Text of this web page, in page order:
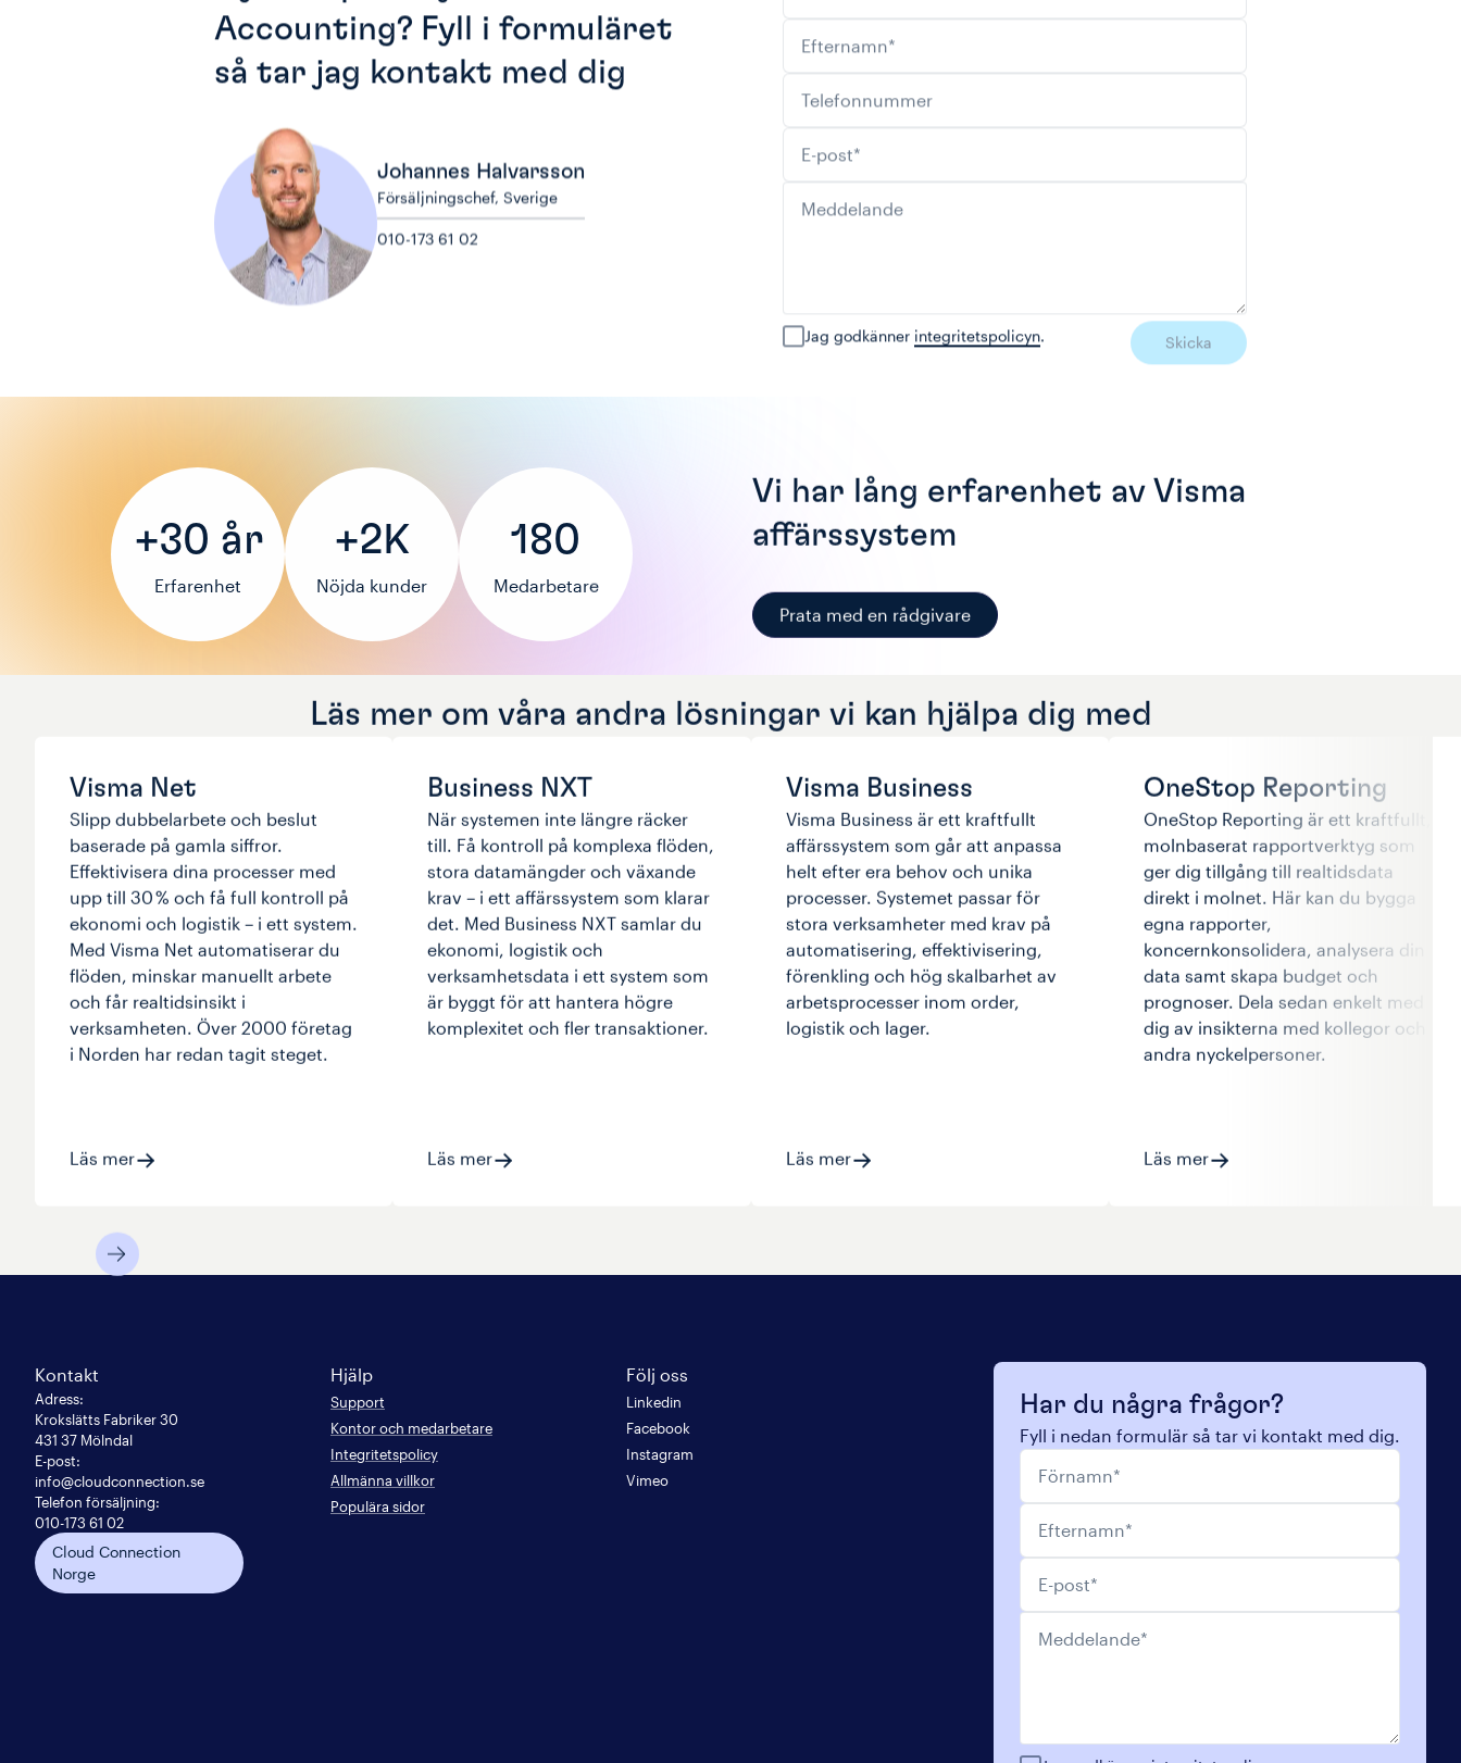
Accounting? Fyll i formuläret
så tar jag kontakt med dig
Försäljningschef,Sverige
010-173 61 02
Efternamn*
Telefonnummer
E-post*
Meddelande
Jag godkänner integritetspolicyn Skicka
+30 år +2K 180
Vi har lång erfarenhet av Visma
affärssystem
Prata med en rådgivare
Läs mer om våra andra lösningar vi kan hjälpa dig med
Visma Net
Slipp dubbelarbete och beslut
baserade på gamla siffror.
Effektivisera dina processer med
upp till 30 % och få full kontroll på
ekonomi och logistik – i ett system.
Med Visma Net automatiserar du
flöden, minskar manuellt arbete
och får realtidsinsikt i
verksamheten. Över 2000 företag
i Norden har redan tagit steget.
Business NXT
När systemen inte längre räcker
till. Få kontroll på komplexa flöden,
stora datamängder och växande
krav – i ett affärssystem som klarar
det. Med Business NXT samlar du
ekonomi, logistik och
verksamhetsdata i ett system som
är byggt för att hantera högre
komplexitet och fler transaktioner.
Visma Business
Visma Business är ett kraftfullt
affärssystem som går att anpassa
helt efter era behov och unika
processer. Systemet passar för
stora verksamheter med krav på
automatisering, effektivisering,
förenkling och hög skalbarhet av
arbetsprocesser inom order,
logistik och lager.
OneStop Reporting
OneStop Reporting är ett kraftfullt,
molnbaserat rapportverktyg som
ger dig tillgång till realtidsdata
direkt i molnet. Här kan du bygga
egna rapporter,
koncernkonsolidera, analysera din
data samt skapa budget och
prognoser. Dela sedan enkelt med
dig av insikterna med kollegor och
andra nyckelpersoner.
Kontakt
Adress:
Krokslätts Fabriker 30
431 37 Mölndal
E-post:
info@cloudconnection.se
Telefon försäljning:
010-173 61 02
Cloud Connection
Norge
Hjälp
Support
Kontor och medarbetare
Integritetspolicy
Allmänna villkor
Populära sidor
Följ oss
Linkedin
Facebook
Instagram
Vimeo
Har du några frågor?
Fyll i nedan formulär så tar vi kontakt med dig.